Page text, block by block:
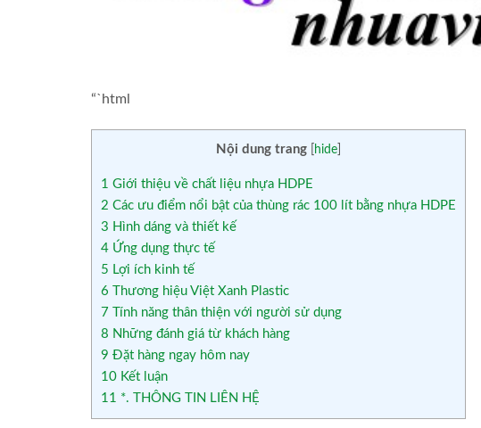
“`html
Nội dung trang hide
1 Giới thiệu về chất liệu nhựa HDPE
2 Các ưu điểm nổi bật của thùng rác 100 lít bằng nhựa HDPE
3 Hình dáng và thiết kế
4 Ứng dụng thực tế
5 Lợi ích kinh tế
6 Thương hiệu Việt Xanh Plastic
7 Tính năng thân thiện với người sử dụng
8 Những đánh giá từ khách hàng
9 Đặt hàng ngay hôm nay
10 Kết luận
11 *. THÔNG TIN LIÊN HỆ